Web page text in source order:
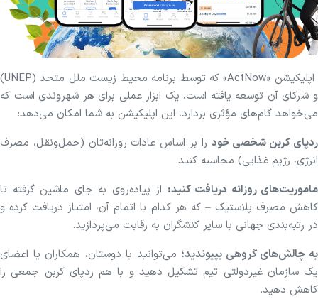
اپلیکیشن «ActNow» که توسط برنامه محیط زیست ملل متحد (UNEP)
و شرکای آن توسعه یافته است، یک ابزار عملی برای هر شهروندی است که
می‌خواهد گام‌های مؤثری بردارد. این اپلیکیشن به شما امکان می‌دهد:
ردپای کربن شخصی خود را بر اساس عادات روزانه‌تان (حمل‌ونقل، مصرف
انرژی، رژیم غذایی) محاسبه کنید.
ماموریت‌های روزانه دریافت کنید: از پیاده‌روی به جای ماشین گرفته تا
کاهش مصرف پلاستیک – که هر کدام با اتمام آن، امتیاز دریافت کرده و
در رتبه‌بندی جهانی با سایر کنشگران به رقابت می‌پردازید.
به چالش‌های گروهی بپیوندید؛ می‌توانید با دوستان، همکاران یا اعضای
یک سازمان غیردولتی تیم تشکیل دهید و با هم ردپای کربن جمعی را
کاهش دهید.